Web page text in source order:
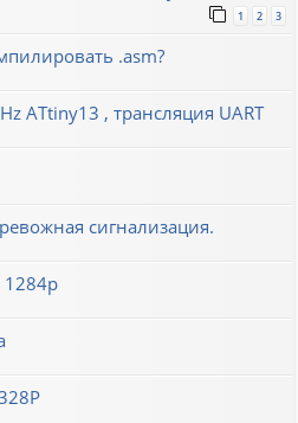
1 2 3
.asm?
ATtiny13 , трансляция UART
сигнализация.
1284p